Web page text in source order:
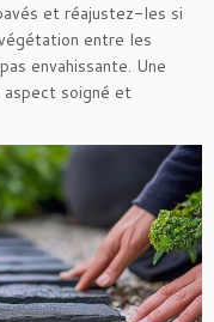
et réajustez-les si
entre les
envahissante. Une
soigné et